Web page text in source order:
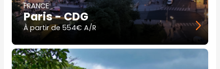
FRANCE
Paris - CDG
À partir de 554€ A/R
Image
principale